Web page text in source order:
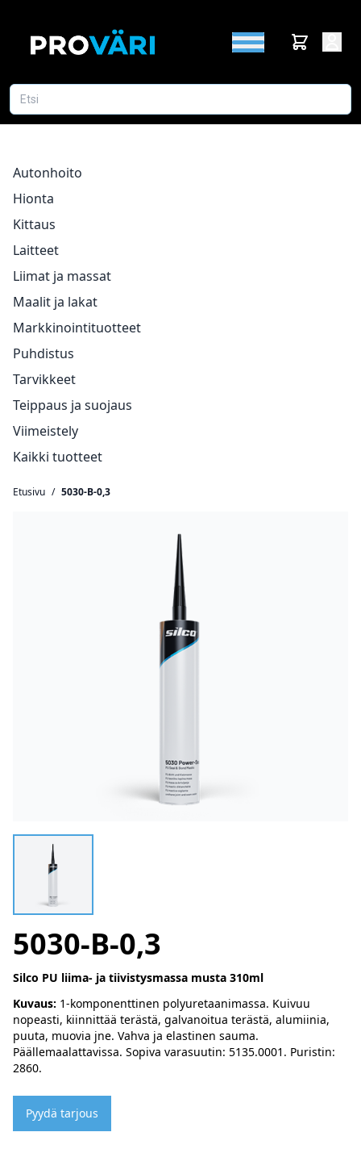
Autonhoito
Hionta
Kittaus
Laitteet
Liimat ja massat
Maalit ja lakat
Markkinointituotteet
Puhdistus
Tarvikkeet
Teippaus ja suojaus
Viimeistely
Kaikki tuotteet
Etusivu / 5030-B-0,3
5030-B-0,3
Silco PU liima- ja tiivistysmassa musta 310ml
Kuvaus: 1-komponenttinen polyuretaanimassa. Kuivuu
nopeasti, kiinnittää terästä, galvanoitua terästä, alumiinia,
puuta, muovia jne. Vahva ja elastinen sauma.
Päällemaalattavissa. Sopiva varasuutin: 5135.0001. Puristin:
2860.
Pyydä tarjous